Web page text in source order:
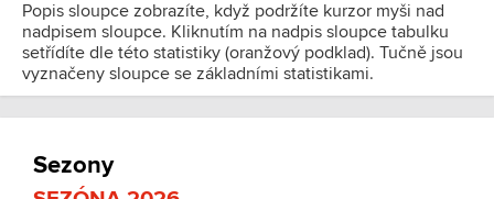
Popis sloupce zobrazíte, když podržíte kurzor myši nad
nadpisem sloupce. Kliknutím na nadpis sloupce tabulku
setřídíte dle této statistiky (oranžový podklad). Tučně jsou
vyznačeny sloupce se základními statistikami.
Sezony